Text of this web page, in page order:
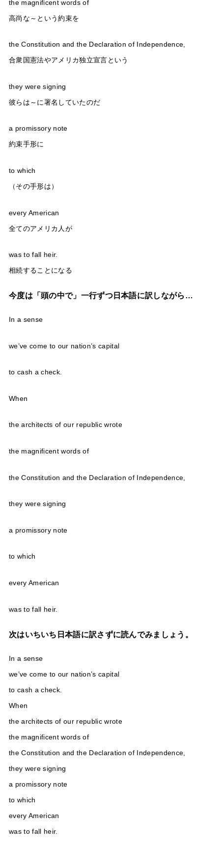
the magnificent words of
高尚な～という約束を
the Constitution and the Declaration of Independence,
合衆国憲法やアメリカ独立宣言という
they were signing
彼らは～に署名していたのだ
a promissory note
約束手形に
to which
（その手形は）
every American
全てのアメリカ人が
was to fall heir.
相続することになる
今度は「頭の中で」一行ずつ日本語に訳しながら…
In a sense
we’ve come to our nation’s capital
to cash a check.
When
the architects of our republic wrote
the magnificent words of
the Constitution and the Declaration of Independence,
they were signing
a promissory note
to which
every American
was to fall heir.
次はいちいち日本語に訳さずに読んでみましょう。
In a sense
we’ve come to our nation’s capital
to cash a check.
When
the architects of our republic wrote
the magnificent words of
the Constitution and the Declaration of Independence,
they were signing
a promissory note
to which
every American
was to fall heir.